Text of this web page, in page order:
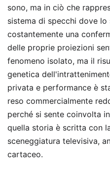
sono, ma in ciò che
sistema di specchi dove
costantemente una
delle proprie proiezioni
fenomeno isolato, ma il
genetica
privata e performance è
reso commercialmente
perché si sente coinvolta
quella storia è scritta con
sceneggiatura televisiva,
cartaceo.